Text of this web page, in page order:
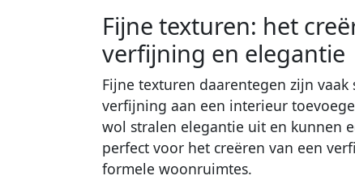
Fijne texturen: het
verfijning en elegantie
Fijne texturen daarentegen zijn
verfijning aan een interieur
wol stralen elegantie uit en kunnen
perfect voor het creëren van een
formele woonruimtes.